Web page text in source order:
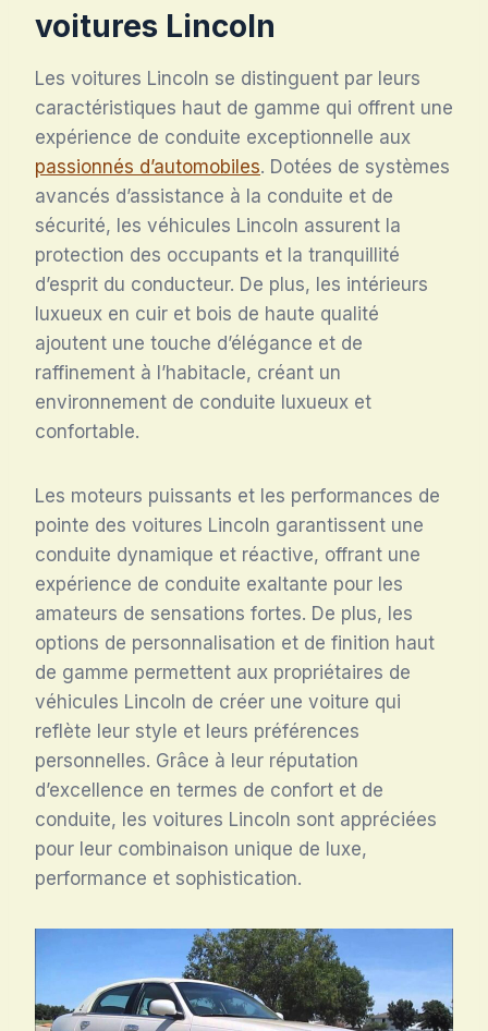
voitures Lincoln
Les voitures Lincoln se distinguent par leurs
caractéristiques haut de gamme qui offrent une
expérience de conduite exceptionnelle aux
passionnés d’automobiles. Dotées de systèmes
avancés d’assistance à la conduite et de
sécurité, les véhicules Lincoln assurent la
protection des occupants et la tranquillité
d’esprit du conducteur. De plus, les intérieurs
luxueux en cuir et bois de haute qualité
ajoutent une touche d’élégance et de
raffinement à l’habitacle, créant un
environnement de conduite luxueux et
confortable.
Les moteurs puissants et les performances de
pointe des voitures Lincoln garantissent une
conduite dynamique et réactive, offrant une
expérience de conduite exaltante pour les
amateurs de sensations fortes. De plus, les
options de personnalisation et de finition haut
de gamme permettent aux propriétaires de
véhicules Lincoln de créer une voiture qui
reflète leur style et leurs préférences
personnelles. Grâce à leur réputation
d’excellence en termes de confort et de
conduite, les voitures Lincoln sont appréciées
pour leur combinaison unique de luxe,
performance et sophistication.